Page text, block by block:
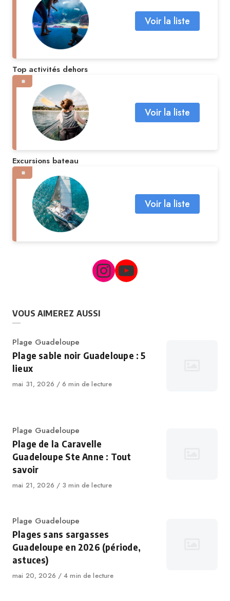
Voir la liste
Top activités dehors
Voir la liste
Excursions bateau
Voir la liste
VOUS AIMEREZ AUSSI
Plage Guadeloupe
Plage sable noir Guadeloupe : 5
lieux
mai 31, 2026 6 min de lecture
Plage Guadeloupe
Plage de la Caravelle
Guadeloupe Ste Anne : Tout
savoir
mai 21, 2026 3 min de lecture
Plage Guadeloupe
Plages sans sargasses
Guadeloupe en 2026 (période,
astuces)
mai 20, 2026 4 min de lecture